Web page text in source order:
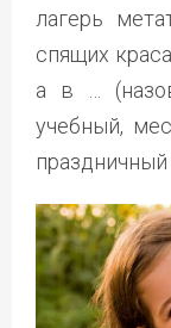
лагерь
спящих
а в …
учебный,